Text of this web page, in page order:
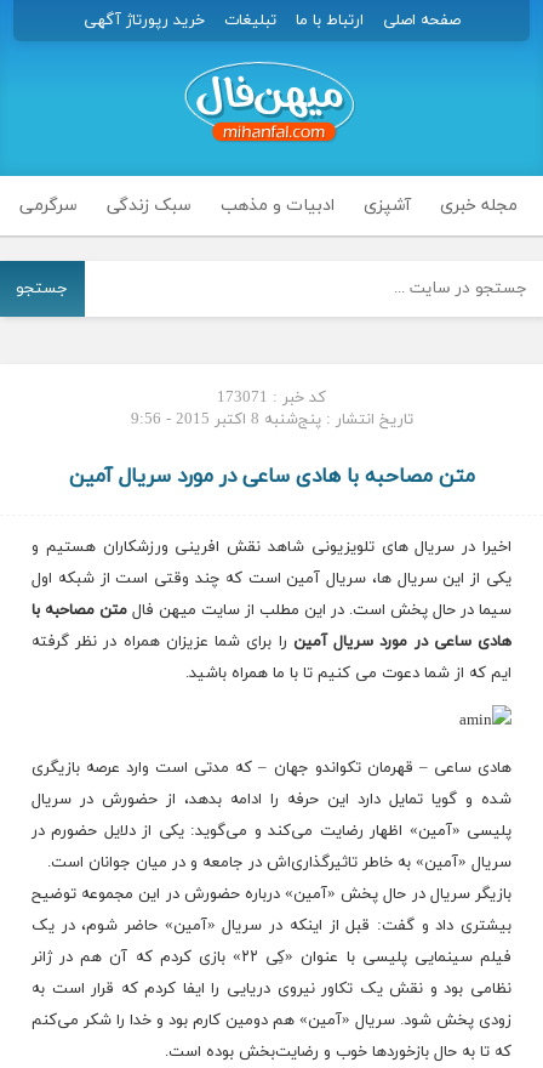
صفحه اصلی ارتباط با ما تبلیغات خرید رپورتاژ آگهی
مجله خبری آشپزی ادبیات و مذهب سبک زندگی سرگرمی
جستجو
کد خبر : 173071
تاریخ انتشار : پنج‌شنبه 8 اکتبر 2015 - 9:56
متن مصاحبه با هادی ساعی در مورد سریال آمین
اخیرا در سریال های تلویزیونی شاهد نقش افرینی ورزشکاران هستیم و
یکی از این سریال ها، سریال آمین است که چند وقتی است از شبکه اول
سیما در حال پخش است. در این مطلب از سایت میهن فال متن مصاحبه با
هادی ساعی در مورد سریال آمین را برای شما عزیزان همراه در نظر گرفته
ایم که از شما دعوت می کنیم تا با ما همراه باشید.
هادی ساعی – قهرمان تکواندو جهان – که مدتی است وارد عرصه بازیگری
شده و گویا تمایل دارد این حرفه را ادامه بدهد، از حضورش در سریال
پلیسی «آمین» اظهار رضایت‌ می‌کند و می‌گوید: یکی از دلایل حضورم در
سریال «آمین» به خاطر تاثیرگذاری‌اش در جامعه و در میان جوانان است.
بازیگر سریال در حال پخش «آمین» درباره حضورش در این مجموعه توضیح
بیشتری داد و گفت: قبل از اینکه در سریال «آمین» حاضر شوم، در یک
فیلم سینمایی پلیسی با عنوان «کِی ۲۲» بازی کردم که آن هم در ژانر
نظامی بود و نقش یک تکاور نیروی دریایی را ایفا کردم که قرار است به
زودی پخش شود. سریال «آمین» هم دومین کارم بود و خدا را شکر می‌کنم
که تا به حال بازخوردها خوب و رضایت‌بخش بوده است.